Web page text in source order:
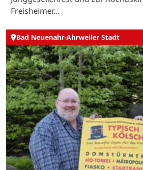
Freisheimer…
Bad Neuenahr-Ahrweiler Stadt